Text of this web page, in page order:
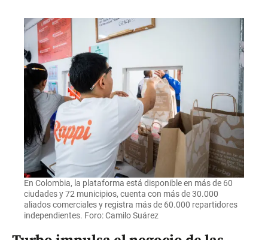
En Colombia, la plataforma está disponible en más de 60
ciudades y 72 municipios, cuenta con más de 30.000
aliados comerciales y registra más de 60.000 repartidores
independientes. Foro: Camilo Suárez